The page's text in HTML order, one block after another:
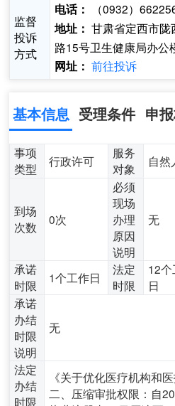
监督
投诉
方式
电话：
（0932）
地址： 甘肃省定西市
路15号卫生健康局办公
网址： 前往投诉
基本信息 受理条件 申
事项
类型
行政许可
服务
对象
自然
到场
次数
0次
必须
现场
办理
原因
说明
无
承诺
时限
1个工作日
法定
时限
12
日
承诺
办结
时限
说明
无
法定
办结
时限
《关于优化医疗机构和
二、压缩审批权限：自